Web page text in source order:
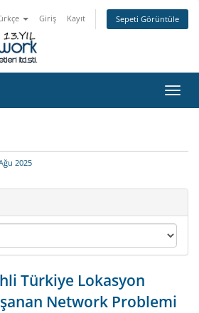
Giriş Kayıt Sepeti Görüntüle
2025
Türkiye Lokasyon
Network Problemi